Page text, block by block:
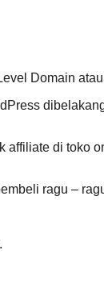
Domain
di
ragu –